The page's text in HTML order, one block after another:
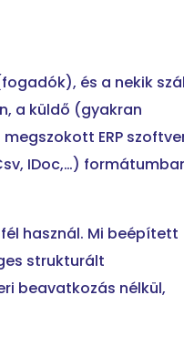
és a nekik
a küldő (gyakran
ERP
IDoc,…)
használ. Mi beépített
strukturált
beavatkozás nélkül,